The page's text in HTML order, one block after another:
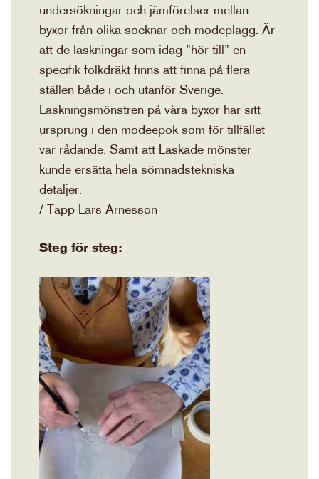
undersökningar och jämförelser mellan
byxor från olika socknar och modeplagg. Är
att de laskningar som idag ”hör till” en
specifik folkdräkt finns att finna på flera
ställen både i och utanför Sverige.
Laskningsmönstren på våra byxor har sitt
ursprung i den modeepok som för tillfället
var rådande. Samt att Laskade mönster
kunde ersätta hela sömnadstekniska
detaljer.
/ Täpp Lars Arnesson
Steg för steg: